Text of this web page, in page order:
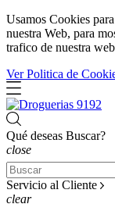
Usamos Cookies
nuestra Web, para
trafico de nuestra
Ver Politica de
Qué deseas Buscar?
close
Servicio al Cliente
clear